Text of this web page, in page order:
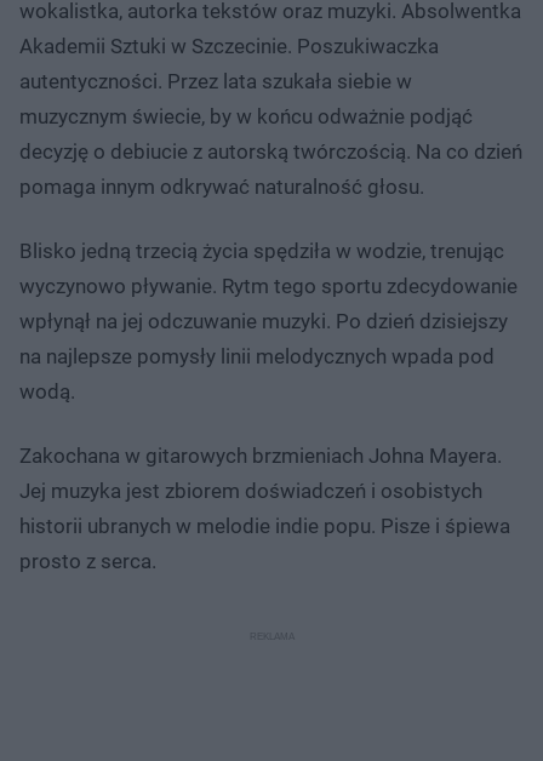
wokalistka, autorka tekstów oraz muzyki. Absolwentka
Akademii Sztuki w Szczecinie. Poszukiwaczka
autentyczności. Przez lata szukała siebie w
muzycznym świecie, by w końcu odważnie podjąć
decyzję o debiucie z autorską twórczością. Na co dzień
pomaga innym odkrywać naturalność głosu.
Blisko jedną trzecią życia spędziła w wodzie, trenując
wyczynowo pływanie. Rytm tego sportu zdecydowanie
wpłynął na jej odczuwanie muzyki. Po dzień dzisiejszy
na najlepsze pomysły linii melodycznych wpada pod
wodą.
Zakochana w gitarowych brzmieniach Johna Mayera.
Jej muzyka jest zbiorem doświadczeń i osobistych
historii ubranych w melodie indie popu. Pisze i śpiewa
prosto z serca.